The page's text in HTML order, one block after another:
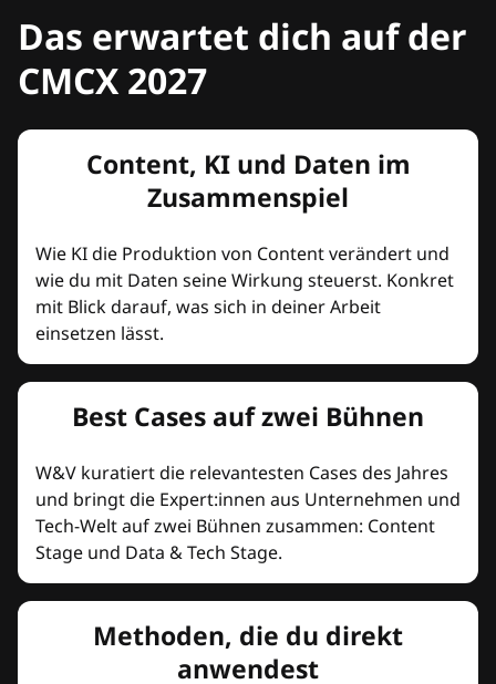
Das erwartet dich auf der
CMCX 2027
Content, KI und Daten im
Zusammenspiel
Wie KI die Produktion von Content verändert und
wie du mit Daten seine Wirkung steuerst. Konkret
mit Blick darauf, was sich in deiner Arbeit
einsetzen lässt.
Best Cases auf zwei Bühnen
W&V kuratiert die relevantesten Cases des Jahres
und bringt die Expert:innen aus Unternehmen und
Tech-Welt auf zwei Bühnen zusammen: Content
Stage und Data & Tech Stage.
Methoden, die du direkt
anwendest